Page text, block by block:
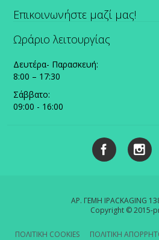
Επικοινωνήστε μαζί μας!
Ωράριο λειτουργίας
Δευτέρα- Παρασκευή:
8:00 – 17:30
Σάββατο:
09:00 - 16:00
ΑΡ. ΓΕΜΗ IPACKAGING
Copyright © 2015-
ΠΟΛΙΤΙΚΗ COOKIES ΠΟΛΙΤΙΚΗ